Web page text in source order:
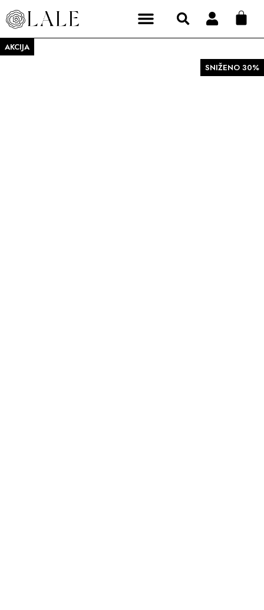
AKCIJA
SNIŽENO 30%